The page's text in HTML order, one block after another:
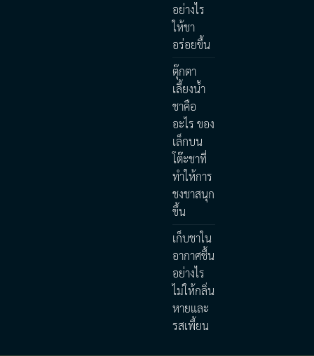
อย่างไร
ให้ชา
อร่อยขึ้น
ตุ๊กตา
เลี้ยงน้ำ
ชาคือ
อะไร ของ
เล็กบน
โต๊ะชาที่
ทำให้การ
ชงชาสนุก
ขึ้น
เก็บชาใน
อากาศชื้น
อย่างไร
ไม่ให้กลิ่น
หายและ
รสเพี้ยน